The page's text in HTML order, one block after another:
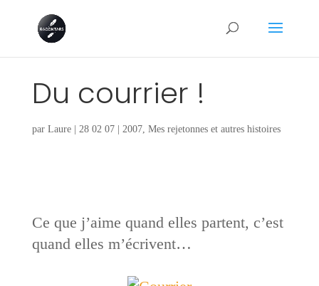
Du courrier !
par Laure| 28 02 07| 2007, Mes rejetonnes et autres histoires
Ce que j’aime quand elles partent, c’est
quand elles m’écrivent…